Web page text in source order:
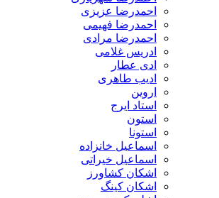
احمدرضا عزیزی
احمدرضا فهیمی
احمدرضا مرادی
ادریس غلامی
ادی عطار
ادیب طاهری
اروین
استاد ایرج
استون
استونا
اسماعیل خانزاده
اسماعیل خیراتی
اشکان کشاورز
اشکان کینگ